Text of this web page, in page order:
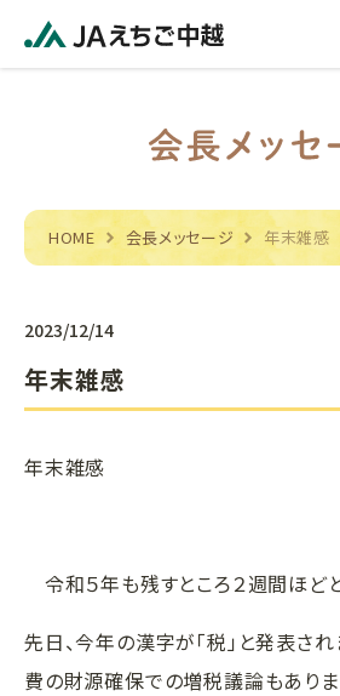
HOME 会長メッセージ 年末雑感
2023/12/14
年末雑感
年末雑感
令和５年も残すところ２週間ほど
先日、今年の漢字が「税」と発表さ
費の財源確保での増税議論もあり